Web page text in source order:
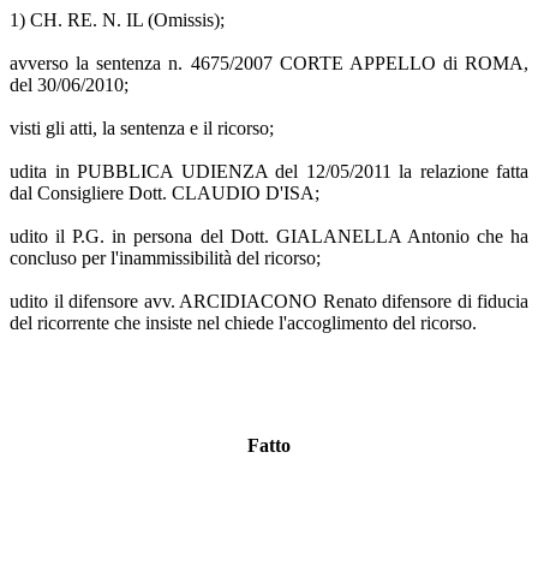
1) CH. RE. N. IL (Omissis);
avverso la sentenza n. 4675/2007 CORTE APPELLO di ROMA,
del 30/06/2010;
visti gli atti, la sentenza e il ricorso;
udita in PUBBLICA UDIENZA del 12/05/2011 la relazione fatta
dal Consigliere Dott. CLAUDIO D'ISA;
udito il P.G. in persona del Dott. GIALANELLA Antonio che ha
concluso per l'inammissibilità del ricorso;
udito il difensore avv. ARCIDIACONO Renato difensore di fiducia
del ricorrente che insiste nel chiede l'accoglimento del ricorso.
Fatto